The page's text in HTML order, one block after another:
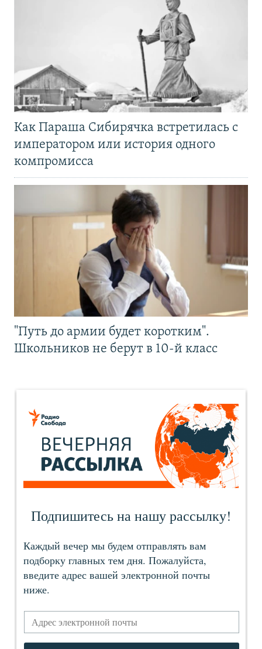
Как Параша Сибирячка встретилась с
императором или история одного
компромисса
"Путь до армии будет коротким".
Школьников не берут в 10-й класс